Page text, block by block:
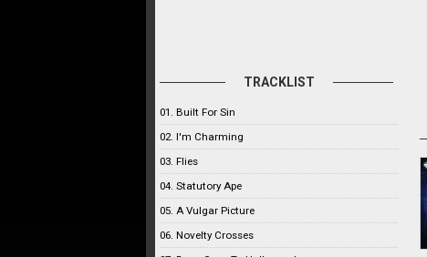
TRACKLIST
01. Built For Sin
02. I'm Charming
03. Flies
04. Statutory Ape
05. A Vulgar Picture
06. Novelty Crosses